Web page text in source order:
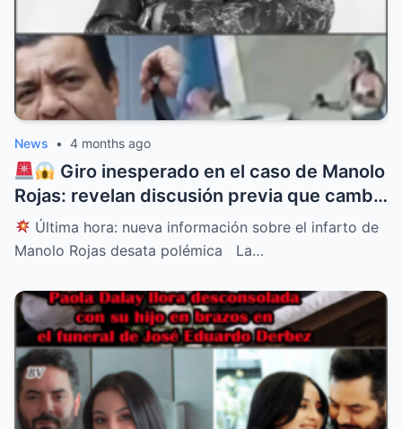
News • 4 months ago
Giro inesperado en el caso de Manolo
Rojas: revelan discusión previa que cambia
todoÚltima hora: nueva información sobre el infarto de
Manolo Rojas desata polémica La…